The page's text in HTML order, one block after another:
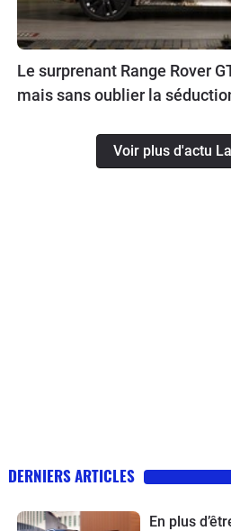
Le surprenant Range Rover
mais sans oublier la
Voir plus d'actu
DERNIERS ARTICLES
En plus